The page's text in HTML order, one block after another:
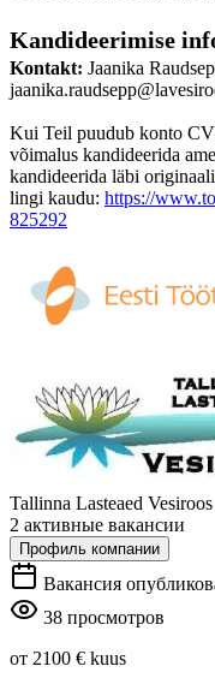
Kandideerimise
Kontakt: Jaanika
Kui Teil puudub konto
võimalus kandideerida
kandideerida läbi
lingi kaudu: https://
825292
Tallinna Lasteaed Vesiroos
2 активные вакансии
Профиль компании
Вакансия
38 просмотров
от 2100 € kuus